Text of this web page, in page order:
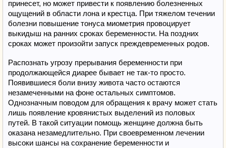
принесет, но может привести к появлению болезненных
ощущений в области лона и крестца. При тяжелом течении
болезни повышение тонуса миометрия провоцирует
выкидыш на ранних сроках беременности. На поздних
сроках может произойти запуск преждевременных родов.
Распознать угрозу прерывания беременности при
продолжающейся диарее бывает не так-то просто.
Появившиеся боли внизу живота часто остаются
незамеченными на фоне остальных симптомов.
Однозначным поводом для обращения к врачу может стать
лишь появление кровянистых выделений из половых
путей. В такой ситуации помощь женщине должна быть
оказана незамедлительно. При своевременном лечении
высоки шансы на сохранение беременности и